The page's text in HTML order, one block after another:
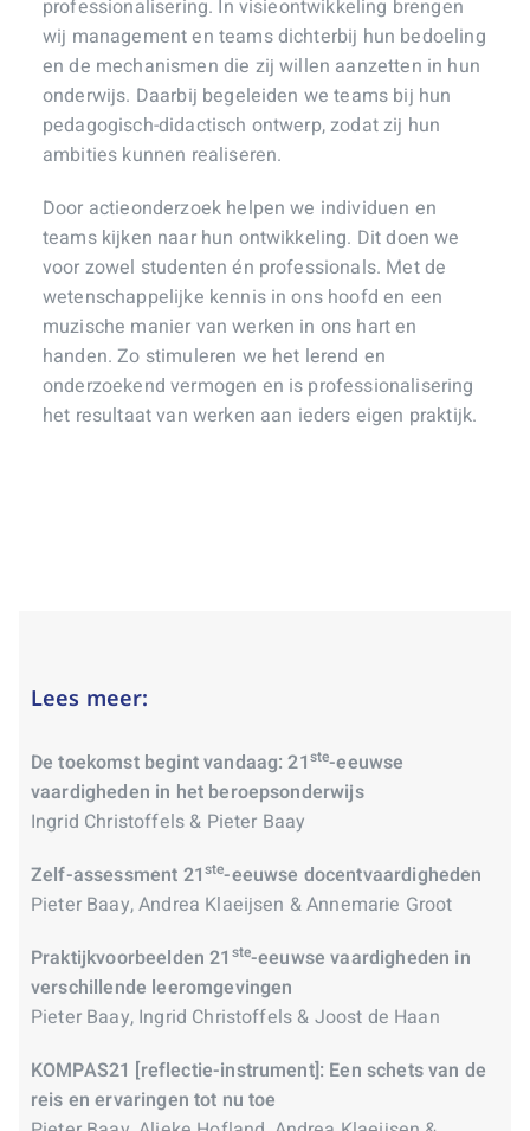
professionalisering. In visieontwikkeling brengen
wij management en teams dichterbij hun bedoeling
en de mechanismen die zij willen aanzetten in hun
onderwijs. Daarbij begeleiden we teams bij hun
pedagogisch-didactisch ontwerp, zodat zij hun
ambities kunnen realiseren.
Door actieonderzoek helpen we individuen en
teams kijken naar hun ontwikkeling. Dit doen we
voor zowel studenten én professionals. Met de
wetenschappelijke kennis in ons hoofd en een
muzische manier van werken in ons hart en
handen. Zo stimuleren we het lerend en
onderzoekend vermogen en is professionalisering
het resultaat van werken aan ieders eigen praktijk.
Lees meer:
De toekomst begint vandaag: 21ste-eeuwse
vaardigheden in het beroepsonderwijs
Ingrid Christoffels & Pieter Baay
Zelf-assessment 21ste-eeuwse docentvaardigheden
Pieter Baay, Andrea Klaeijsen & Annemarie Groot
Praktijkvoorbeelden 21 ste-eeuwse vaardigheden in
verschillende leeromgevingen
Pieter Baay, Ingrid Christoffels & Joost de Haan
KOMPAS21 [reflectie-instrument]: Een schets van de
reis en ervaringen tot nu toe